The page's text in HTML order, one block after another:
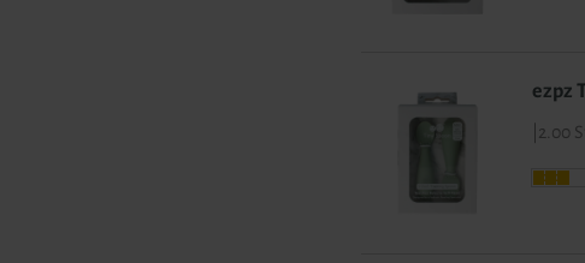
ezpz
2.00